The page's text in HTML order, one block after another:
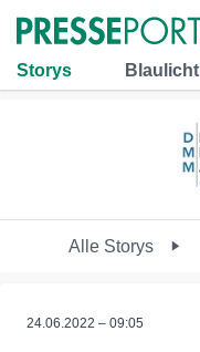
Storys Blaulicht
Alle Storys
24.06.2022 – 09:05